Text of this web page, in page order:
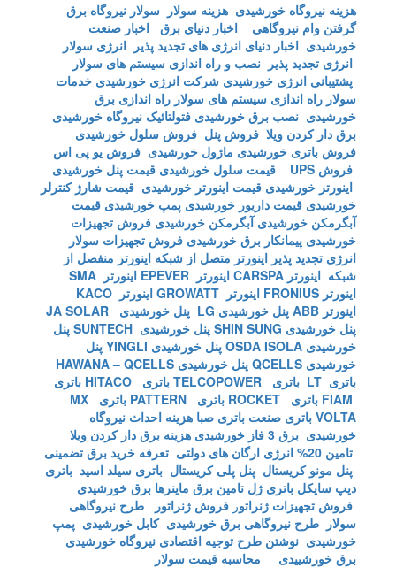
هزینه نیروگاه خورشیدی هزینه سولار سولار نیروگاه برق
گرفتن وام نیروگاهی
اخبار دنیای برق اخبار صنعت
خورشیدی اخبار دنیای انرژی های تجدید پذیر انرژی سولار
انرژی تجدید پذیر نصب و راه اندازی سیستم های سولار
پشتیبانی انرژی خورشیدی شرکت انرژی خورشیدی خدمات
سولار راه اندازی سیستم های سولار راه اندازی برق
خورشیدی نصب برق خورشیدی فتولتائیک نیروگاه خورشیدی
برق دار کردن ویلا فروش پنل فروش سلول خورشیدی
فروش باتری خورشیدی ماژول خورشیدی فروش یو پی اس
فروش UPS
قیمت سلول خورشیدی قیمت پنل خورشیدی
اینورتر خورشیدی قیمت اینورتر خورشیدی قیمت شارژ کنترلر
خورشیدی قیمت داریور خورشیدی پمپ خورشیدی قیمت
آبگرمکن خورشیدی آبگرمکن خورشیدی فروش تجهیزات
خورشیدی پیمانکار برق خورشیدی فروش تجهیزات سولار
انرژی تجدید پذیر اینورتر متصل از شبکه اینورتر منفصل از
شبکه اینورتر CARSPA اینورتر EPEVER
اینورتر SMA
اینورتر FRONIUS
اینورتر GROWATT
اینورتر KACO
اینورتر ABB
پنل خورشیدی LG
پنل خورشیدی JA SOLAR
پنل خورشیدی SHIN SUNG
پنل خورشیدی SUNTECH
پنل
خورشیدی OSDA ISOLA
پنل خورشیدی YINGLI
پنل
خورشیدی QCELLS
پنل خورشیدی HAWANA – QCELLS
باتری LT
باتری TELCOPOWER باتری HITACO
باتری
باتری ROCKET باتری PATTERN
باتری MX
VOLTA باتری صنعت باتری صبا هزینه احداث نیروگاه
خورشیدی برق 3 فاز خورشیدی
هزینه برق دار کردن ویلا
تامین 20% انرژی ارگان های دولتی
تعرفه خرید برق تضمینی
پنل مونو کریستال پنل پلی کریستال باتری سیلد اسید باتری
دیپ سایکل باتری ژل تامین برق ماینرها برق خورشیدی
فروش تجهیزات ژنراتور فروش ژنراتور
طرح نیروگاهی
سولار طرح نیروگاهی برق خورشیدی کابل خورشیدی پمپ
خورشیدی نوشتن طرح توجیه اقتصادی نیروگاه خورشیدی
برق خورشییدی
محاسبه قیمت سولار